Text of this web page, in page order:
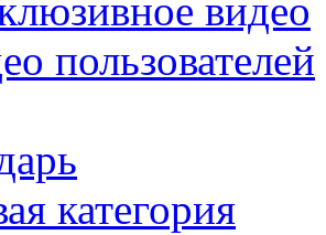
видео
пользователей
категория